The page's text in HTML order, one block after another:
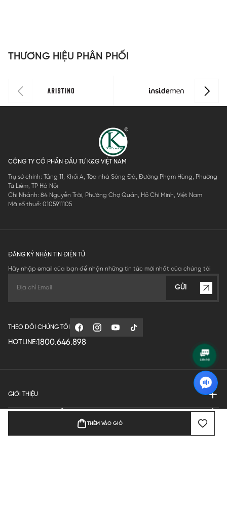
THÊM VÀO GIỎ
0
0
0
THƯƠNG HIỆU PHÂN PHỐI
CÔNG TY CỔ PHẦN ĐẦU TƯ K&G VIỆT NAM
Trụ sở chính: Tầng 11, Khối A, Tòa nhà Sông Đà, Đường Phạm Hùng, Phường
Từ Liêm, TP Hà Nội
Chi Nhánh: 84 Nguyễn Trãi, Phường Chợ Quán, Hồ Chí Minh, Việt Nam
Mã số thuế: 0105911105
ĐĂNG KÝ NHẬN TIN ĐIỆN TỬ
Hãy nhập email của bạn để nhận những tin tức mới nhất của chúng tôi
GỬI
THEO DÕI CHÚNG TÔI
HOTLINE:1800.646.898
GIỚI THIỆU
QUY ĐỊNH HOẠT ĐỘNG